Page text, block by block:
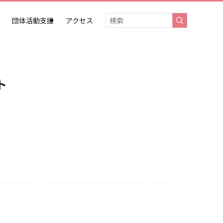
団体活動支援 アクセス